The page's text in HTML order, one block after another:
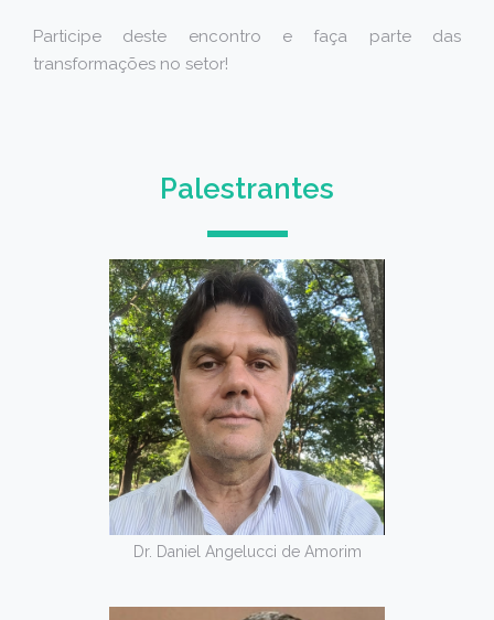
Participe deste encontro e faça parte das
transformações no setor!
Palestrantes
Dr. Daniel Angelucci de Amorim